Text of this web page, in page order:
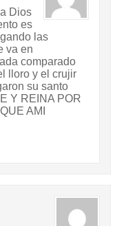
Dios
es
las
va en
comparado
lloro y el crujir
su santo
Y REINA POR
AMI